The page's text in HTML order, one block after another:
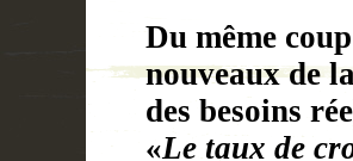
Du même
nouveaux de
des besoins
«Le taux de